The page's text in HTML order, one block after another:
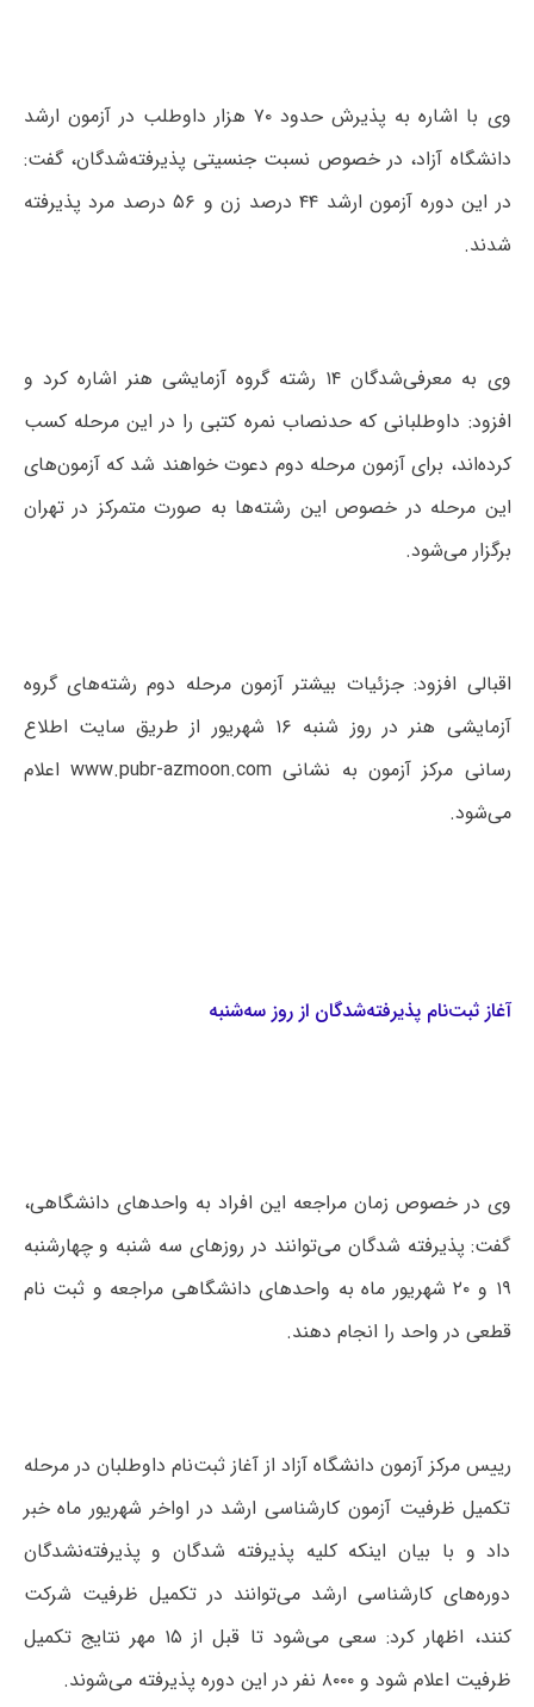
وی با اشاره به پذیرش حدود ۷۰ هزار داوطلب در آزمون ارشد
دانشگاه آزاد، در خصوص نسبت جنسیتی پذیرفته‌شدگان، گفت:
در این دوره آزمون ارشد ۴۴ درصد زن و ۵۶ درصد مرد پذیرفته
شدند.
وی به معرفی‌شدگان ۱۴ رشته‌ گروه آزمایشی هنر اشاره کرد و
افزود: داوطلبانی که حدنصاب نمره کتبی را در این مرحله کسب
کرده‌اند، برای آزمون مرحله دوم دعوت خواهند شد که آزمون‌های
این مرحله در خصوص این رشته‌ها به صورت متمرکز در تهران
برگزار می‌شود.
اقبالی افزود: جزئیات بیشتر آزمون مرحله دوم رشته‌های گروه
آزمایشی هنر در روز شنبه ۱۶ شهریور از طریق سایت اطلاع
رسانی مرکز آزمون به نشانی www.pubr-azmoon.com ‌اعلام
می‌شود.
آغاز ثبت‌نام پذیرفته‌شدگان از روز سه‌شنبه
وی در خصوص زمان مراجعه این افراد به واحدهای دانشگاهی،
گفت: پذیرفته شدگان می‌توانند در روزهای سه شنبه و چهارشنبه
۱۹ و ۲۰ شهریور ماه به واحدهای دانشگاهی مراجعه و ثبت نام
قطعی در واحد را انجام دهند.
رییس مرکز آزمون دانشگاه آزاد از آغاز ثبت‌نام داوطلبان در مرحله
تکمیل ظرفیت آزمون کارشناسی ارشد در اواخر شهریور ماه خبر
داد و با بیان اینکه کلیه پذیرفته شدگان و پذیرفته‌نشدگان
دوره‌های کارشناسی ارشد می‌توانند در تکمیل ظرفیت شرکت
کنند، اظهار کرد: سعی می‌شود تا قبل از ۱۵ مهر نتایج تکمیل
ظرفیت اعلام شود و ۸۰۰۰ نفر در این دوره پذیرفته می‌شوند.